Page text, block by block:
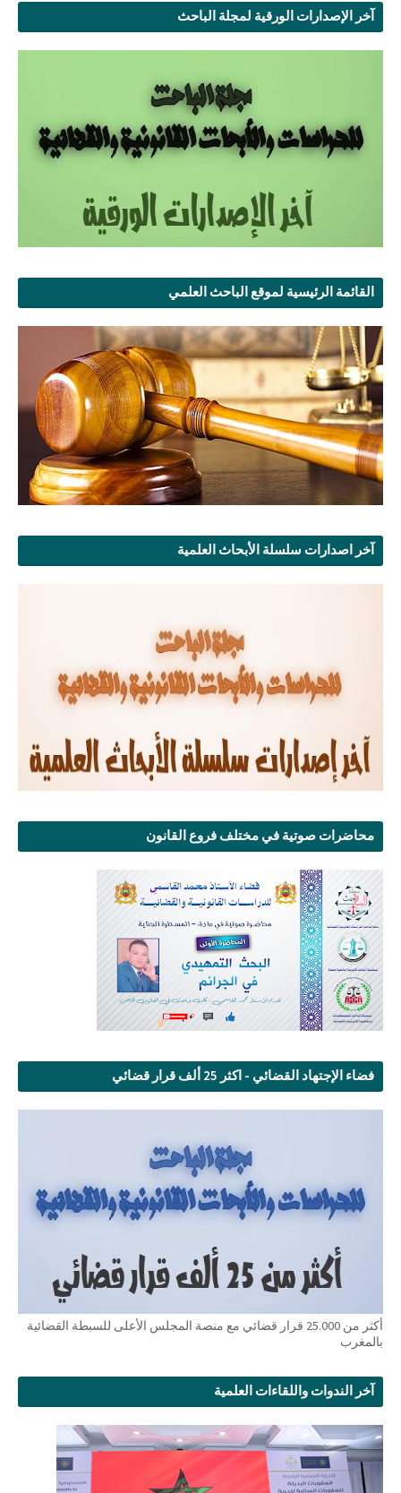
آخر الإصدارات الورقية لمجلة الباحث
القائمة الرئيسية لموقع الباحث العلمي
آخر اصدارات سلسلة الأبحاث العلمية
محاضرات صوتية في مختلف فروع القانون
فضاء الإجتهاد القضائي - اكثر 25 ألف قرار قضائي
أكثر من 25.000 قرار قضائي مع منصة المجلس الأعلى للسبطة القضائية
بالمغرب
آخر الندوات واللقاءات العلمية